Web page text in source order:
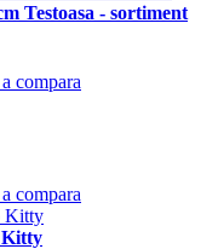
Testoasa - sortiment
compara
compara
Kitty